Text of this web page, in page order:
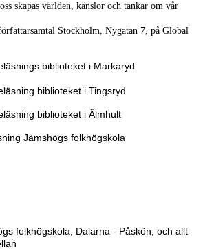
skapas världen, känslor och tankar om vår
Stockholm, Nygatan 7, på Global
biblioteket i Markaryd
biblioteket i Tingsryd
biblioteket i Älmhult
Jämshögs folkhögskola
folkhögskola, Dalarna - Påskön, och allt